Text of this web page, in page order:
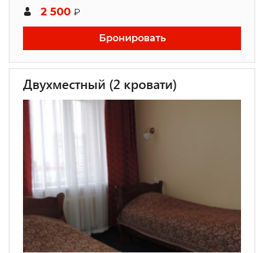
2 500 ₽
Бронировать
Двухместный (2 кровати)